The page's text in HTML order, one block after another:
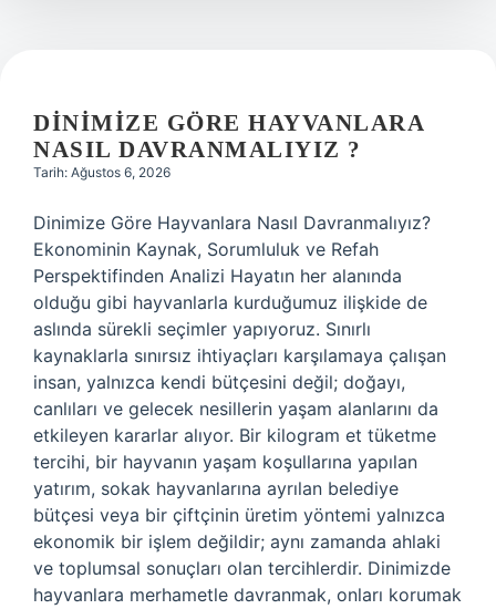
DINIMIZE GÖRE HAYVANLARA
NASIL DAVRANMALIYIZ ?
Tarih: Ağustos 6, 2026
Dinimize Göre Hayvanlara Nasıl Davranmalıyız?
Ekonominin Kaynak, Sorumluluk ve Refah
Perspektifinden Analizi Hayatın her alanında
olduğu gibi hayvanlarla kurduğumuz ilişkide de
aslında sürekli seçimler yapıyoruz. Sınırlı
kaynaklarla sınırsız ihtiyaçları karşılamaya çalışan
insan, yalnızca kendi bütçesini değil; doğayı,
canlıları ve gelecek nesillerin yaşam alanlarını da
etkileyen kararlar alıyor. Bir kilogram et tüketme
tercihi, bir hayvanın yaşam koşullarına yapılan
yatırım, sokak hayvanlarına ayrılan belediye
bütçesi veya bir çiftçinin üretim yöntemi yalnızca
ekonomik bir işlem değildir; aynı zamanda ahlaki
ve toplumsal sonuçları olan tercihlerdir. Dinimizde
hayvanlara merhametle davranmak, onları korumak